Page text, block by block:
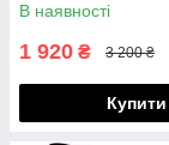
В наявності
1 920 ₴ 3 200 ₴
Купити